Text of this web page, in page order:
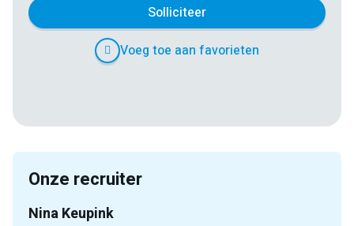
Solliciteer
Voeg toe aan favorieten
Onze recruiter
Nina Keupink